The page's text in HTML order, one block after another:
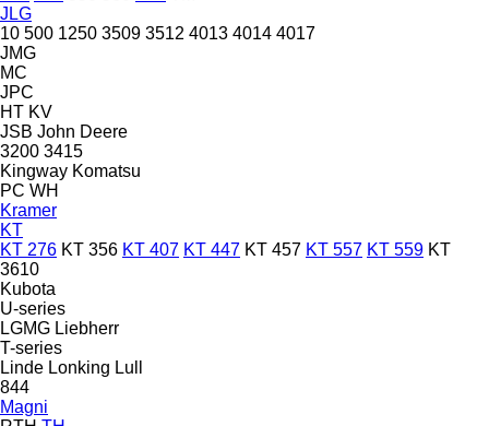
JLG
10 500 1250 3509 3512 4013 4014 4017
JMG
MC
JPC
HT KV
JSB John Deere
3200 3415
Kingway Komatsu
PC WH
Kramer
KT
KT 276 KT 356 KT 407 KT 447 KT 457 KT 557 KT 559 KT
3610
Kubota
U-series
LGMG Liebherr
T-series
Linde Lonking Lull
844
Magni